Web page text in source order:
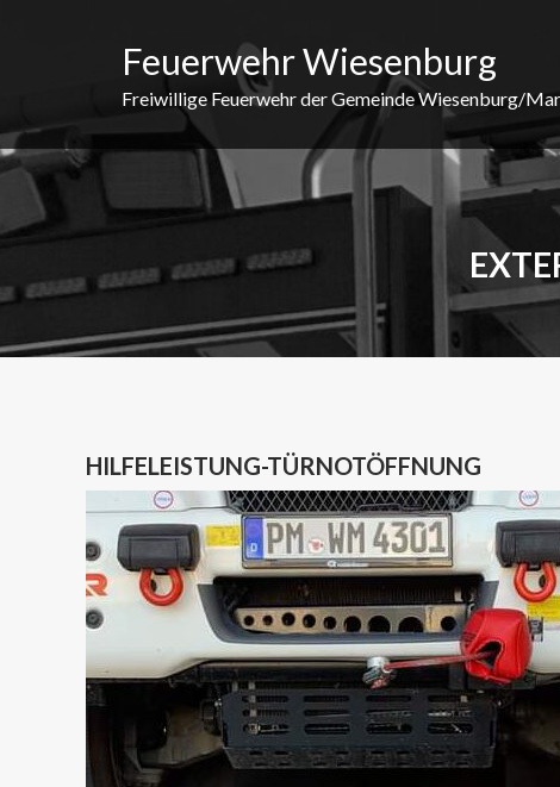
Feuerwehr Wiesenburg
Freiwillige Feuerwehr der Gemeinde Wiesenburg/
HILFELEISTUNG-TÜRNOTÖFFNUNG